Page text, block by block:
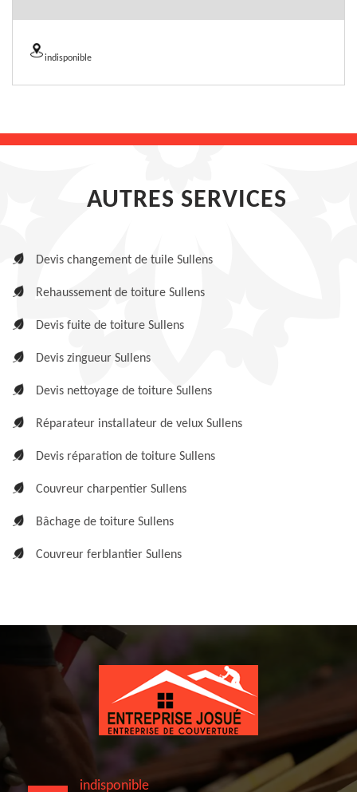
indisponible
AUTRES SERVICES
Devis changement de tuile Sullens
Rehaussement de toiture Sullens
Devis fuite de toiture Sullens
Devis zingueur Sullens
Devis nettoyage de toiture Sullens
Réparateur installateur de velux Sullens
Devis réparation de toiture Sullens
Couvreur charpentier Sullens
Bâchage de toiture Sullens
Couvreur ferblantier Sullens
indisponible